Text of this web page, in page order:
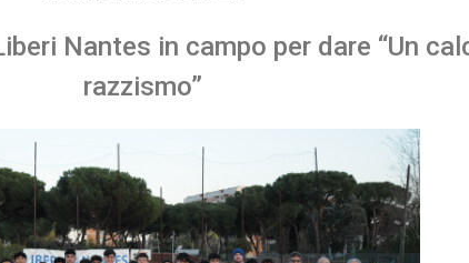
Nantes in campo per dare “Un
razzismo”